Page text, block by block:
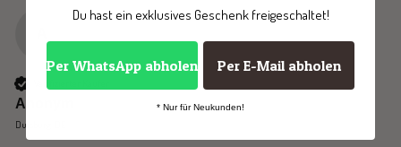
Anonym
Duisburg, DE
Du hast ein exklusives Geschenk freigeschaltet!
Per WhatsApp abholen Per E-Mail abholen
* Nur für Neukunden!